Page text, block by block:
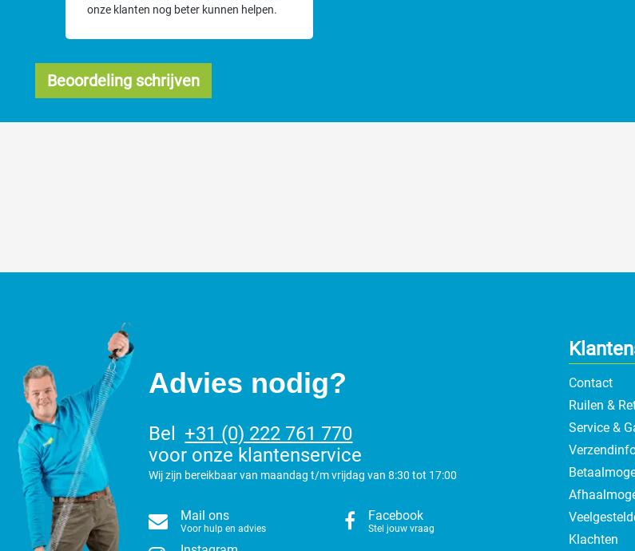
onze klanten nog beter kunnen helpen.
Beoordeling schrijven
Contact
Ruilen &
Service &
Klachten
Advies nodig?
Bel
+31 (0) 222 761 770
voor onze klantenservice
Wij zijn bereikbaar van maandag t/m vrijdag van 8:30 tot 17:00
Mail ons
Voor hulp en advies
Facebook
Stel jouw vraag